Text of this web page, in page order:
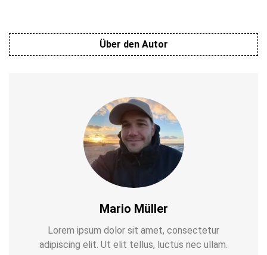
Über den Autor
Mario Müller
Lorem ipsum dolor sit amet, consectetur
adipiscing elit. Ut elit tellus, luctus nec ullam.